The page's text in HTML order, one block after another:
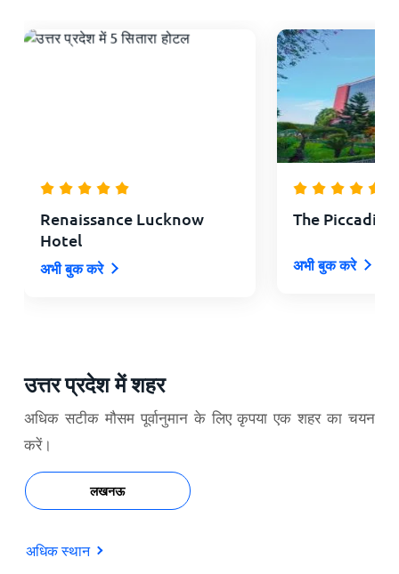
Renaissance Lucknow
Hotel
अभी बुक करे
The Piccadily
अभी बुक करे
उत्तर प्रदेश में शहर
अधिक सटीक मौसम पूर्वानुमान के लिए कृपया एक शहर का चयन
करें।
लखनऊ
अधिक स्थान